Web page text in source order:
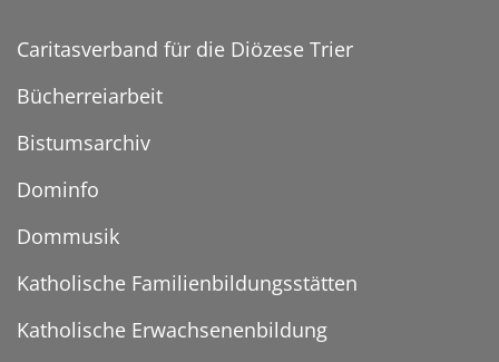
Caritasverband für die Diözese Trier
Bücherreiarbeit
Bistumsarchiv
Dominfo
Dommusik
Katholische Familienbildungsstätten
Katholische Erwachsenenbildung